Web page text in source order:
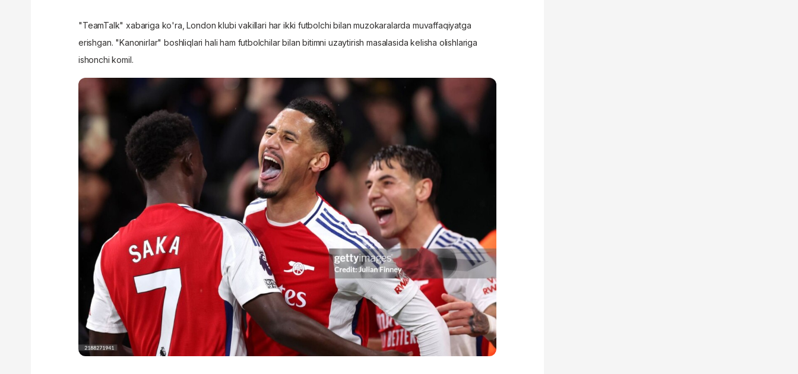
"TeamTalk"xabariga ko'ra, London klubi vakillari har ikki futbolchi bilan muzokaralarda muvaffaqiyatga
erishgan. "Kanonirlar" boshliqlari hali ham futbolchilar bilan bitimni uzaytirish masalasida kelisha olishlariga
ishonchi komil.